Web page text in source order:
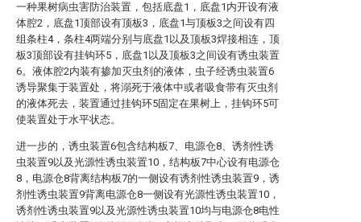
一种果树病虫害防治装置，包括底盘1，底盘1内开设有液
体腔2，底盘1顶部设有顶板3，底盘1与顶板3之间设有四
组条柱4，条柱4两端分别与底盘1以及顶板3焊接相连，顶
板3顶部设有挂钩环5，底盘1以及顶板3之间设有诱虫装置
6。液体腔2内装有掺加灭虫剂的液体，虫子经诱虫装置6
诱导聚集于装置处，将溺死于液体中或者吸食带有灭虫剂
的液体死去，装置通过挂钩环5固定在果树上，挂钩环5可
使装置处于水平状态。
进一步的，诱虫装置6包含结构板7、电源仓8、诱剂性诱
虫装置9以及光源性诱虫装置10，结构板7中心设有电源仓
8，电源仓8背离结构板7的一侧设有诱剂性诱虫装置9，诱
剂性诱虫装置9背离电源仓8一侧设有光源性诱虫装置10，
诱剂性诱虫装置9以及光源性诱虫装置10均与电源仓8电性